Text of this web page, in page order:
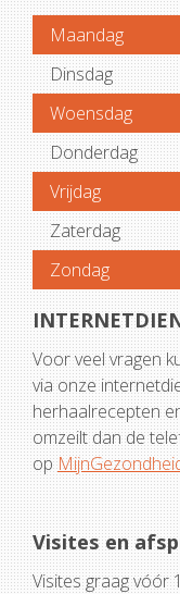
Maandag
Dinsdag
Woensdag
Donderdag
Vrijdag
Zaterdag
Zondag
Voor veel vragen
via onze
herhaalrecepten
omzeilt dan de
op
Visites en
Visites graag vóór